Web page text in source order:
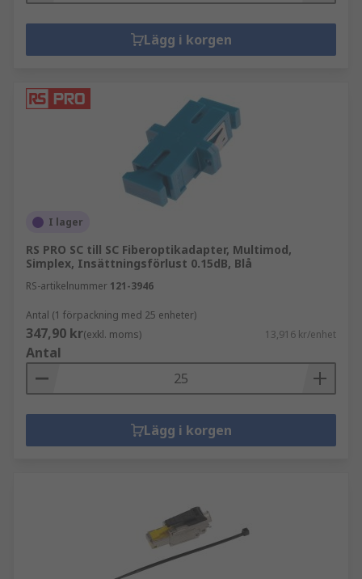
Lägg i korgen
I lager
RS PRO SC till SC Fiberoptikadapter, Multimod,
Simplex, Insättningsförlust 0.15dB, Blå
RS-artikelnummer 121-3946
Antal (1 förpackning med 25 enheter)
347,90 kr(exkl. moms) 13,916 kr/enhet
Antal
Lägg i korgen